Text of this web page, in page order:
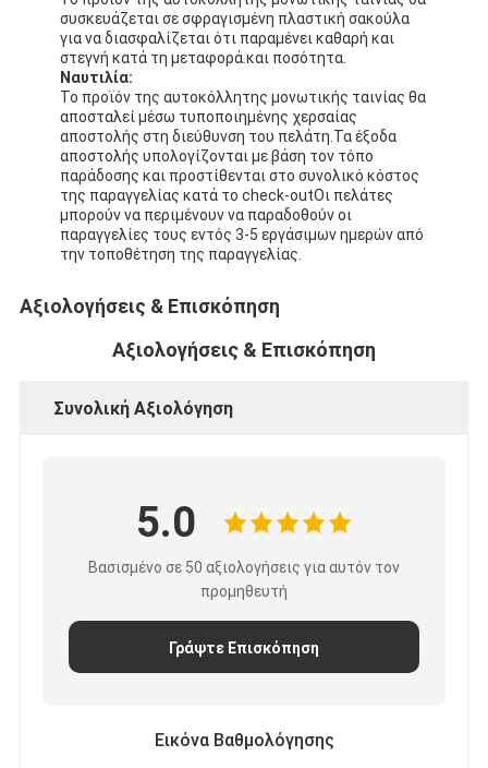
Ταινία υφασμάτων γυαλιού φύλλων αλουμινίου αργιλίου
Αντιμέτωπο φύλλο αλουμινίου έγγραφο της Kraft
Ύφασμα φίμπεργκλας φύλλων αλουμινίου αργιλίου
Scrim φύλλων αλουμινίου ταινία
Ταινία αγωγών υφασμάτων
Το διπλάσιο πλαισίωσε την κολλητική ταινία
Κολλητική ταινία της PET
Ρίψη επένδυσης ακρίβειας
Ηλεκτρική πίνακα μόνωσης
συσκευάζεται σε σφραγισμένη πλαστική σακούλα
για να διασφαλίζεται ότι παραμένει καθαρή και
στεγνή κατά τη μεταφορά.και ποσότητα.
Ναυτιλία:
Το προϊόν της αυτοκόλλητης μονωτικής ταινίας θα
αποσταλεί μέσω τυποποιημένης χερσαίας
αποστολής στη διεύθυνση του πελάτη.Τα έξοδα
αποστολής υπολογίζονται με βάση τον τόπο
παράδοσης και προστίθενται στο συνολικό κόστος
της παραγγελίας κατά το check-outΟι πελάτες
μπορούν να περιμένουν να παραδοθούν οι
παραγγελίες τους εντός 3-5 εργάσιμων ημερών από
την τοποθέτηση της παραγγελίας.
Αξιολογήσεις & Επισκόπηση
Αξιολογήσεις & Επισκόπηση
Συνολική Αξιολόγηση
5.0
Βασισμένο σε 50 αξιολογήσεις για αυτόν τον
προμηθευτή
Γράψτε Επισκόπηση
Εικόνα Βαθμολόγησης